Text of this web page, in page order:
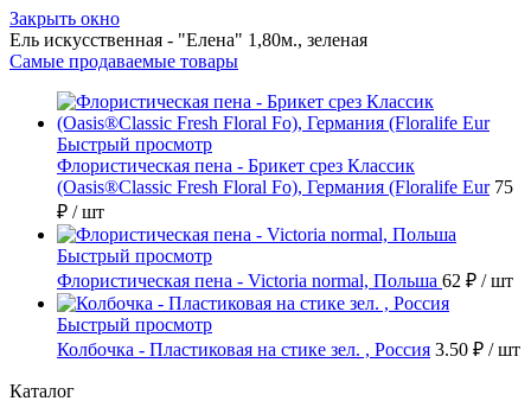
Закрыть окно
Ель искусственная - "Елена" 1,80м., зеленая
Самые продаваемые товары
Быстрый просмотр
Флористическая пена - Брикет срез Классик
(Oasis®Classic Fresh Floral Fo), Германия (Floralife Eur 75
₽ / шт
Быстрый просмотр
Флористическая пена - Victoria normal, Польша 62 ₽ / шт
Быстрый просмотр
Колбочка - Пластиковая на стике зел. , Россия 3.50 ₽ / шт
Каталог